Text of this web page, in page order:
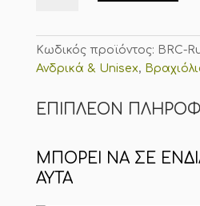
Rudraksha
(Καφέ)
Κωδικός προϊόντος: BRC-
Ανδρικά & Unisex,
ΕΠΙΠΛΈΟΝ